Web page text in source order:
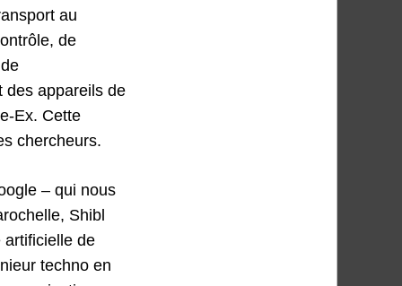
au
de
des appareils de
Ex. Cette
chercheurs.
– qui nous
Shibl
artificielle de
techno en